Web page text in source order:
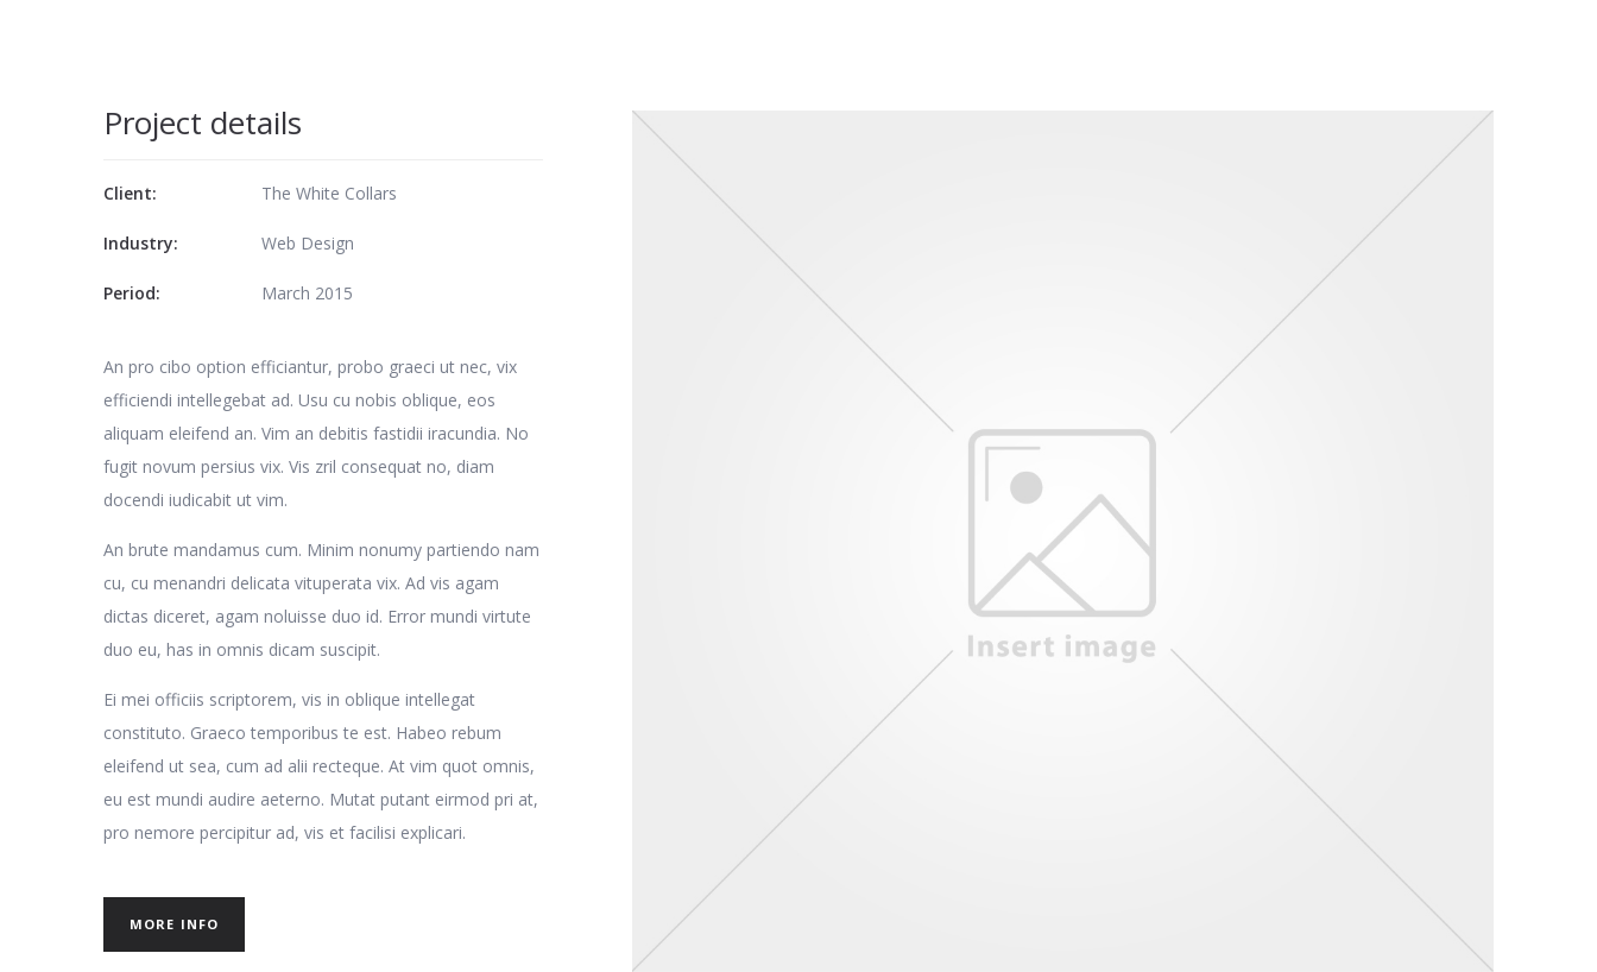
Project details
Client:
Industry:
Period:
The White Collars
Web Design
March 2015
An pro cibo option efficiantur, probo graeci ut nec, vix
efficiendi intellegebat ad. Usu cu nobis oblique, eos
aliquam eleifend an. Vim an debitis fastidii iracundia. No
fugit novum persius vix. Vis zril consequat no, diam
docendi iudicabit ut vim.
An brute mandamus cum. Minim nonumy partiendo nam
cu, cu menandri delicata vituperata vix. Ad vis agam
dictas diceret, agam noluisse duo id. Error mundi virtute
duo eu, has in omnis dicam suscipit.
Ei mei officiis scriptorem, vis in oblique intellegat
constituto. Graeco temporibus te est. Habeo rebum
eleifend ut sea, cum ad alii recteque. At vim quot omnis,
eu est mundi audire aeterno. Mutat putant eirmod pri at,
pro nemore percipitur ad, vis et facilisi explicari.
MORE INFO